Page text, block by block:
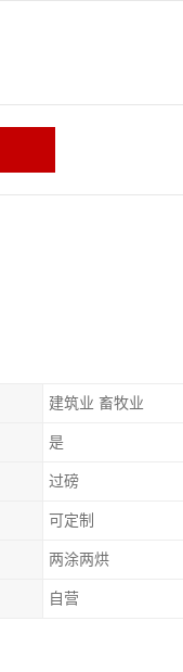
建筑业 畜牧业
是
过磅
可定制
两涂两烘
自营